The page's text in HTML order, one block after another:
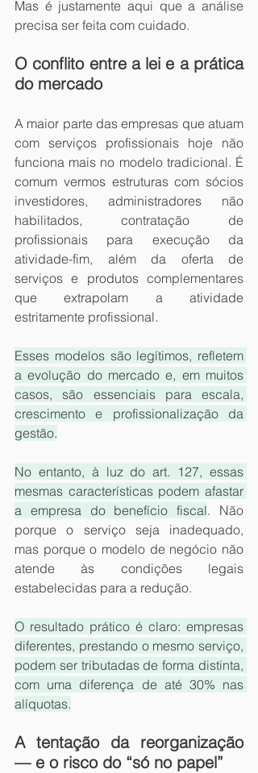
Mas é justamente aqui que a análise
precisa ser feita com cuidado.
O conflito entre a lei e a prática
do mercado
A maior parte das empresas que atuam
com serviços profissionais hoje não
funciona mais no modelo tradicional. É
comum vermos estruturas com sócios
investidores, administradores não
habilitados, contratação de
profissionais para execução da
atividade-fim, além da oferta de
serviços e produtos complementares
que extrapolam a atividade
estritamente profissional.
Esses modelos são legítimos, refletem
a evolução do mercado e, em muitos
casos, são essenciais para escala,
crescimento e profissionalização da
gestão.
No entanto, à luz do art. 127, essas
mesmas características podem afastar
a empresa do benefício fiscal. Não
porque o serviço seja inadequado,
mas porque o modelo de negócio não
atende às condições legais
estabelecidas para a redução.
O resultado prático é claro: empresas
diferentes, prestando o mesmo serviço,
podem ser tributadas de forma distinta,
com uma diferença de até 30% nas
alíquotas.
A tentação da reorganização
— e o risco do “só no papel”